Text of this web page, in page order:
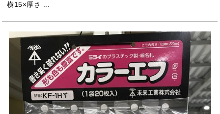
横15×厚さ ...